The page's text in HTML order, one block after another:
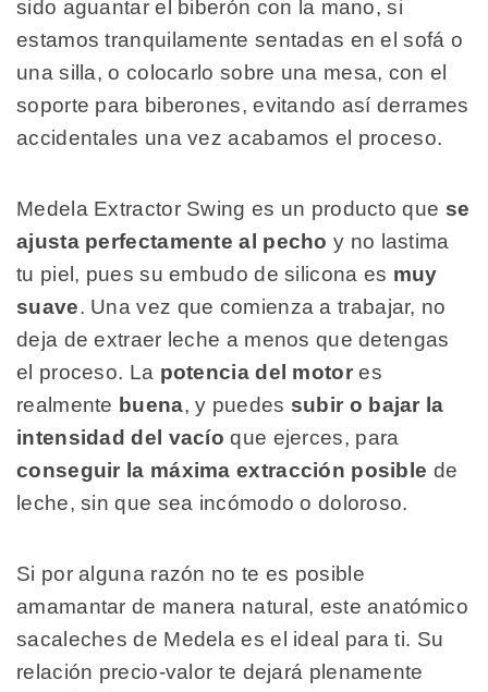
sido aguantar el biberón con la mano, si
estamos tranquilamente sentadas en el sofá o
una silla, o colocarlo sobre una mesa, con el
soporte para biberones, evitando así derrames
accidentales una vez acabamos el proceso.
Medela Extractor Swing es un producto que se
ajusta perfectamente al pecho y no lastima
tu piel, pues su embudo de silicona es muy
suave. Una vez que comienza a trabajar, no
deja de extraer leche a menos que detengas
el proceso. La potencia del motores
realmente buena, y puedes subir o bajar la
intensidad del vacío que ejerces, para
conseguir la máxima extracción posible de
leche, sin que sea incómodo o doloroso.
Si por alguna razón no te es posible
amamantar de manera natural, este anatómico
sacaleches de Medela es el ideal para ti. Su
relación precio-valor te dejará plenamente